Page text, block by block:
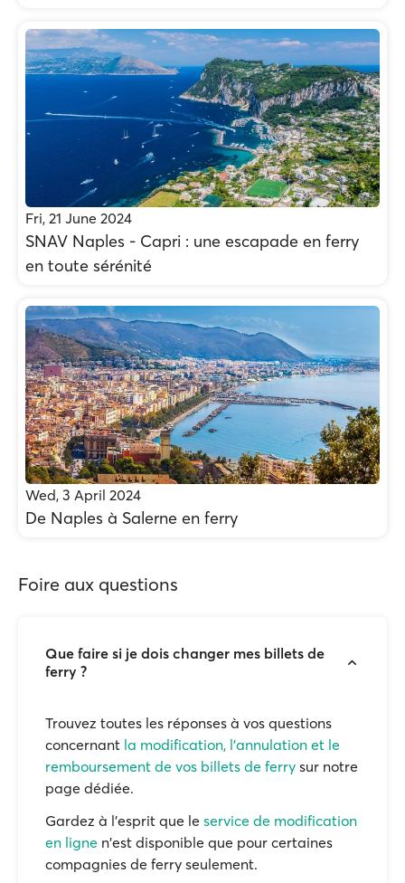
Fri, 21 June 2024
SNAV Naples - Capri : une escapade en ferry
en toute sérénité
Wed, 3 April 2024
De Naples à Salerne en ferry
Foire aux questions
Que faire si je dois changer mes billets de
ferry ?
Trouvez toutes les réponses à vos questions
concernant la modification, l'annulation et le
remboursement de vos billets de ferry sur notre
page dédiée.
Gardez à l'esprit que le service de modification
en ligne n'est disponible que pour certaines
compagnies de ferry seulement.